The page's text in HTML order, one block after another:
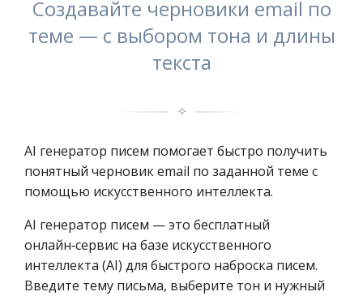
Создавайте черновики email по
теме — c выбором тона и длины
текста
✧
AI генератор писем помогает быстро получить
понятный черновик email по заданной теме с
помощью искусственного интеллекта.
AI генератор писем — это бесплатный
онлайн‑сервис на базе искусственного
интеллекта (AI) для быстрого наброска писем.
Введите тему письма, выберите тон и нужный